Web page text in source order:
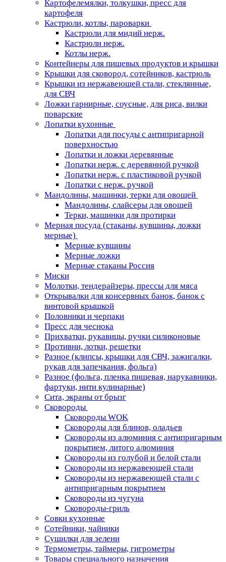
Картофелемялки, толкушки, пресс для
картофеля
Кастрюли, котлы, пароварки
Кастрюли для мидий нерж.
Кастрюли нерж.
Котлы нерж.
Контейнеры для пищевых продуктов и крышки
Крышки для сковород, сотейников, кастрюль
Крышки из нержавеющей стали, стеклянные,
для СВЧ
Ложки гарнирные, соусные, для риса, вилки
поварские
Лопатки кухонные
Лопатки для посуды с антипригарной
поверхностью
Лопатки и ложки деревянные
Лопатки нерж. с деревянной ручкой
Лопатки нерж. с пластиковой ручкой
Лопатки с нерж. ручкой
Мандолины, машинки, терки для овощей
Мандолины, слайсеры для овощей
Терки, машинки для протирки
Мерная посуда (стаканы, кувшины, ложки
мерные)
Мерные кувшины
Мерные ложки
Мерные стаканы Россия
Миски
Молотки, тендерайзеры, прессы для мяса
Открывалки для консервных банок, банок с
винтовой крышкой
Половники и черпаки
Пресс для чеснока
Прихватки, рукавицы, ручки силиконовые
Противни, лотки, решетки
Разное (клипсы, крышки для СВЧ, зажигалки,
рукав для запечкания, фольга)
Разное (фольга, пленка пищевая, нарукавники,
фартуки, нити кулинарные)
Сита, экраны от брызг
Сковороды
Сковороды WOK
Сковороды для блинов, оладьев
Сковороды из алюминия с антипригарным
покрытием, литого алюминия
Сковороды из голубой и белой стали
Сковороды из нержавеющей стали
Сковороды из нержавеющей стали с
антипригарным покрытием
Сковороды из чугуна
Сковороды-гриль
Совки кухонные
Сотейники, чайники
Сушилки для зелени
Термометры, таймеры, гигрометры
Товары специального назначения